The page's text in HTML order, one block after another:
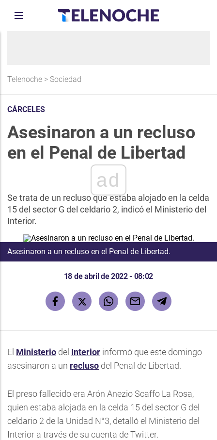
Telenoche > Sociedad
CÁRCELES
Asesinaron a un recluso
en el Penal de Libertad
ad
Se trata de un recluso que estaba alojado en la celda
15 del sector G del celdario 2, indicó el Ministerio del
Interior.
Asesinaron a un recluso en el Penal de Libertad.
18 de abril de 2022 - 08:02
El Ministerio del Interior informó que este domingo
asesinaron a un recluso del Penal de Libertad.
El preso fallecido era Arón Anezio Scaffo La Rosa,
quien estaba alojada en la celda 15 del sector G del
celdario 2 de la Unidad N°3, detalló el Ministerio del
Interior a través de su cuenta de Twitter.